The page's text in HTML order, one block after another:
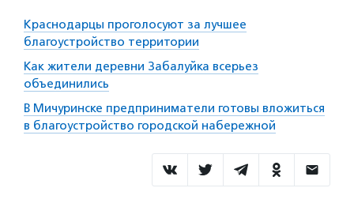
Краснодарцы проголосуют за лучшее
благоустройство территории
Как жители деревни Забалуйка всерьез
объединились
В Мичуринске предприниматели готовы вложиться
в благоустройство городской набережной